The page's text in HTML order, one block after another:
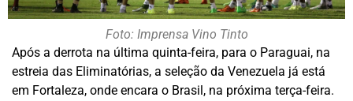
Foto: Imprensa Vino Tinto
Após a derrota na última quinta-feira, para o Paraguai, na
estreia das Eliminatórias, a seleção da Venezuela já está
em Fortaleza, onde encara o Brasil, na próxima terça-feira.